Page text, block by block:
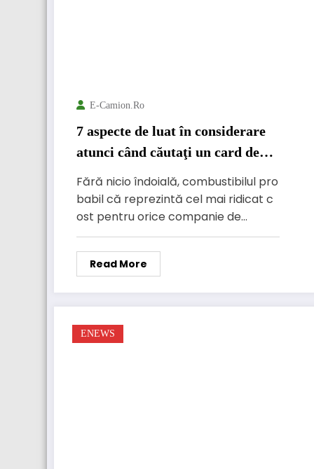
E-Camion.ro
7 aspecte de luat în considerare
atunci când căutaţi un card de
combustibil
Fără nicio îndoială, combustibilul pro
babil că reprezintă cel mai ridicat c
ost pentru orice companie de…
Read More
ENEWS